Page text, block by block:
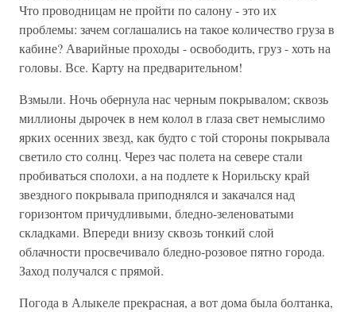
Что проводницам не пройти по салону - это их
проблемы: зачем соглашались на такое количество груза в
кабине? Аварийные проходы - освободить, груз - хоть на
головы. Все. Карту на предварительном!
Взмыли. Ночь обернула нас черным покрывалом; сквозь
миллионы дырочек в нем колол в глаза свет немыслимо
ярких осенних звезд, как будто с той стороны покрывала
светило сто солнц. Через час полета на севере стали
пробиваться сполохи, а на подлете к Норильску край
звездного покрывала приподнялся и закачался над
горизонтом причудливыми, бледно-зеленоватыми
складками. Впереди внизу сквозь тонкий слой
облачности просвечивало бледно-розовое пятно города.
Заход получался с прямой.
Погода в Алыкеле прекрасная, а вот дома была болтанка,